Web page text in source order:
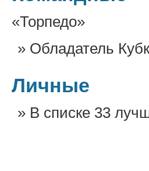
«Торпедо»
Обладатель
Личные
В списке 33